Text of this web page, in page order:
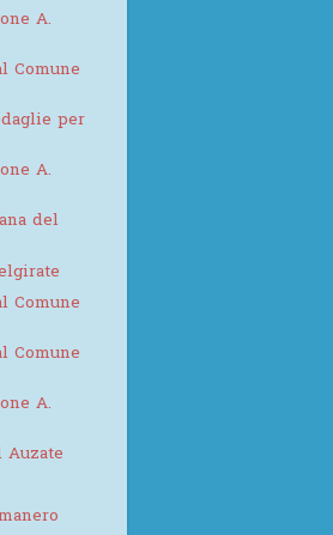
A.
Comune
per
A.
del
Comune
Comune
A.